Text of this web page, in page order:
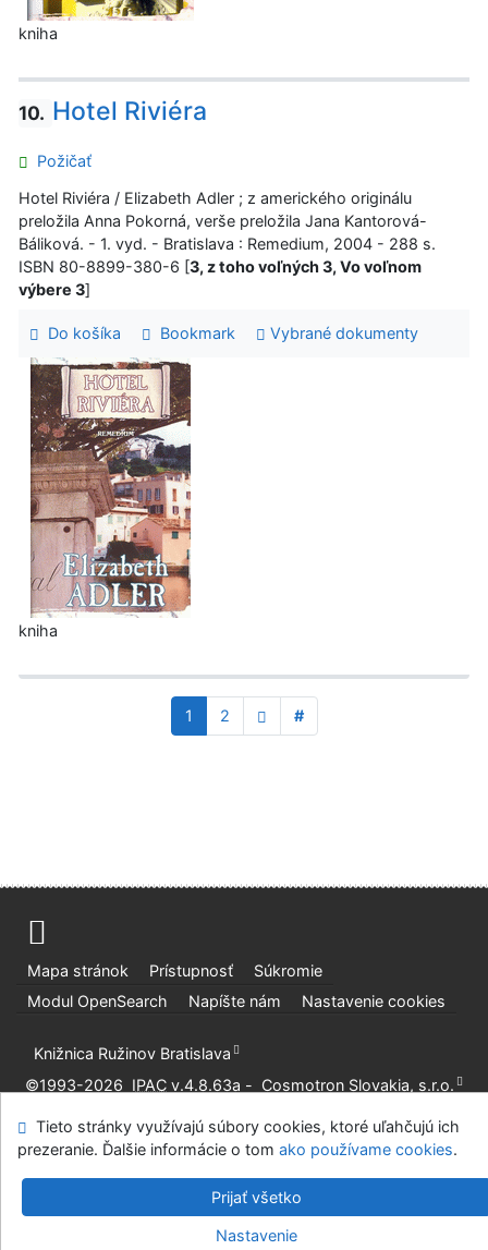
kniha
10. Hotel Riviéra
Požičať
Hotel Riviéra / Elizabeth Adler ; z amerického originálu
preložila Anna Pokorná, verše preložila Jana Kantorová-
Báliková. - 1. vyd. - Bratislava : Remedium, 2004 - 288 s.
ISBN 80-8899-380-6 [3, z toho voľných 3, Vo voľnom
výbere 3]
Do košíka Bookmark Vybrané dokumenty
kniha
1 2 #
Mapa stránok Prístupnosť
Súkromie
Modul OpenSearch
Napíšte nám Nastavenie cookies
Knižnica Ružinov Bratislava
©1993-2026 IPAC v.4.8.63a - Cosmotron Slovakia, s.r.o.
Tieto stránky využívajú súbory cookies, ktoré uľahčujú ich
prezeranie. Ďalšie informácie o tom ako používame cookies.
Prijať všetko
Nastavenie